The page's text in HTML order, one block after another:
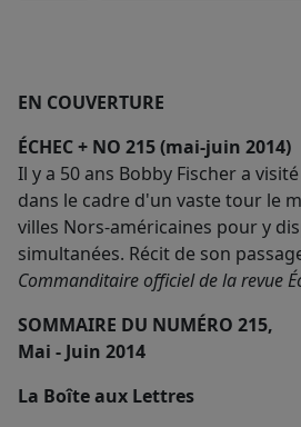
EN COUVERTURE
ÉCHEC + NO 215 (mai-juin 2014)
Il y a 50 ans Bobby Fischer a
dans le cadre d'un vaste tour le
villes Nors-américaines pour y
simultanées. Récit de son
Commanditaire officiel de la revue
SOMMAIRE DU NUMÉRO 215,
Mai - Juin 2014
La Boîte aux Lettres